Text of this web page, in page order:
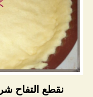
نقطع التفاح